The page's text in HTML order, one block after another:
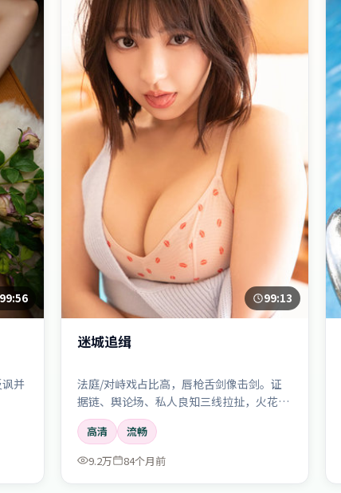
99:56
并
99:13
迷城追缉
法庭/对峙戏占比高，唇枪舌剑像击剑。证
据链、舆论场、私人良知三线拉扯，火花四
溅。
高清
流畅
9.2万
84个月前